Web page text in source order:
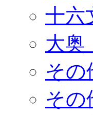
十六
大奥
その
その